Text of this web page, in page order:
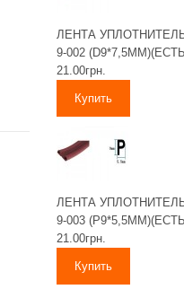
ЛЕНТА
9-002
21.00грн.
ЛЕНТА
9-003
21.00грн.